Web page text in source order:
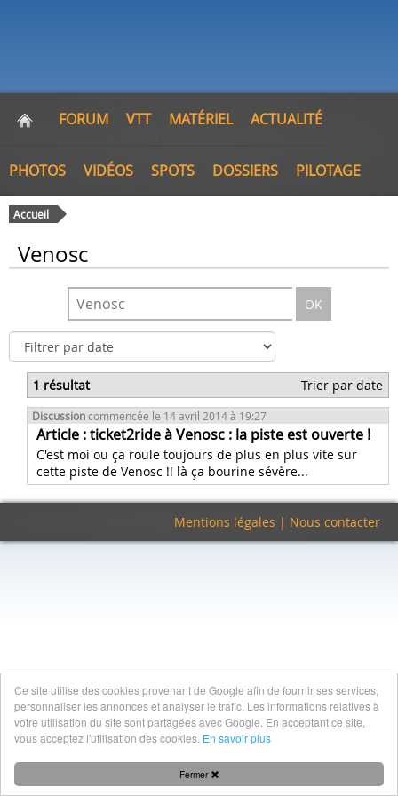
FORUM VTT MATÉRIEL ACTUALITÉ
PHOTOS VIDÉOS SPOTS DOSSIERS PILOTAGE
Accueil
Venosc
OK
1 résultat Trier par date
Discussioncommencée le 14 avril 2014 à 19:27
Article : ticket2ride à Venosc : la piste est ouverte !
C'est moi ou ça roule toujours de plus en plus vite sur
cette piste de Venosc !! là ça bourine sévère...
Mentions légales | Nous contacter
Fermer
Ce site utilise des cookies provenant de Google afin de fournir ses services,
personnaliser les annonces et analyser le trafic. Les informations relatives à
votre utilisation du site sont partagées avec Google. En acceptant ce site,
vous acceptez l'utilisation des cookies. En savoir plus